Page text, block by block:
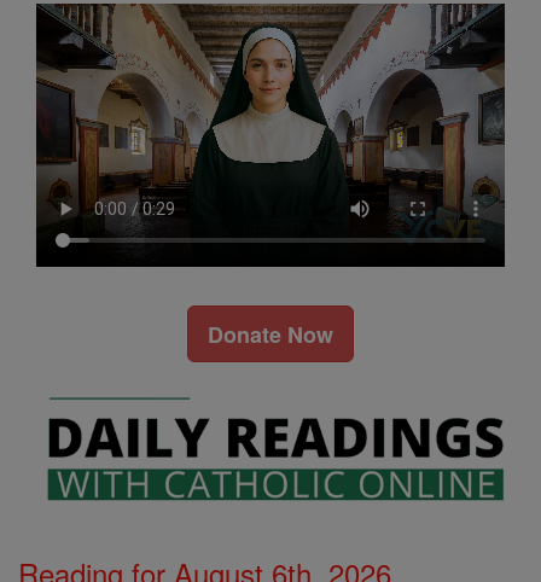
Donate Now
Reading for August 6th, 2026